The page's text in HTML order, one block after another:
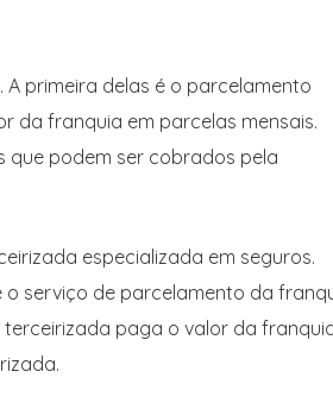
primeira delas é o parcelamento
da franquia em parcelas mensais.
que podem ser cobrados pela
especializada em seguros.
serviço de parcelamento da
terceirizada paga o valor da